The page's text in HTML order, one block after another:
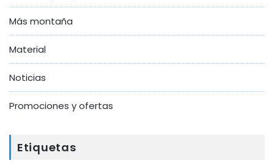
Más montaña
Material
Noticias
Promociones y ofertas
Etiquetas